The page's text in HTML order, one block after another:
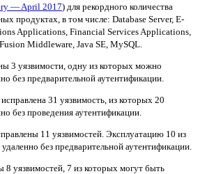
— April 2017) для рекордного количества
продуктах, в том числе: Database Server, E-
Applications, Financial Services Applications,
Middleware, Java SE, MySQL.
3 уязвимости, одну из которых можно
без предварительной аутентификации.
31 уязвимость, из которых 20
без проведения аутентификации.
11 уязвимостей. Эксплуатацию 10 из
без предварительной аутентификации.
8 уязвимостей, 7 из которых могут быть